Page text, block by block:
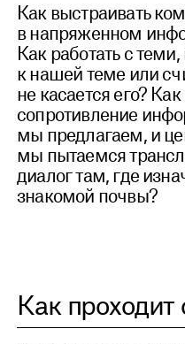
Как выстраивать
в напряженном
Как работать с
к нашей теме или
не касается его?
сопротивление
мы предлагаем, и
мы пытаемся
диалог там, где
знакомой почвы?
Как проходит